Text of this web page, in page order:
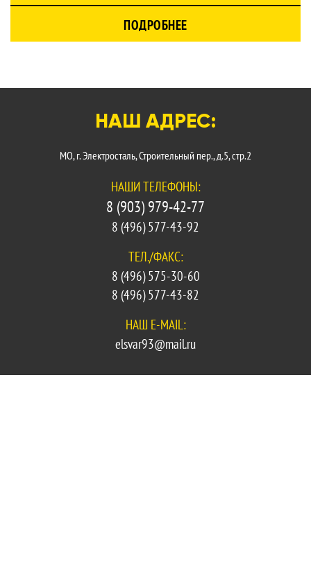
ПОДРОБНЕЕ
НАШ АДРЕС:
МО, г. Электросталь, Строительный пер., д.5, стр.2
НАШИ ТЕЛЕФОНЫ:
8 (903) 979-42-77
8 (496) 577-43-92
ТЕЛ./ФАКС:
8 (496) 575-30-60
8 (496) 577-43-82
НАШ E-MAIL:
elsvar93@mail.ru